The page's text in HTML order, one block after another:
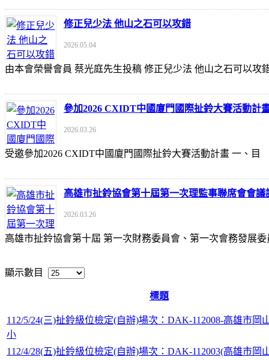
修正兒少法 他山之石可以攻錯
2026.05.04
由本會榮譽會員 蔡光庭先生投稿 修正兒少法 他山之石可以攻
參加2026 CXIDT中國廈門國際扯鈴大賽活動計
2026.03.26
受邀參加2026 CXIDT中國廈門國際扯鈴大賽活動計畫 一、
高雄市扯鈴協會第十屆第一次理監事聯席會會議
2026.03.26
高雄市扯鈴協會第十屆 第一次財務委員會、第一次會務發展
顯示數目
標題
112/5/24(三)扯鈴級位檢定(自辦)場次：DAK-112008-高雄市岡
小
112/4/28(五)扯鈴級位檢定(自辦)場次：DAK-112003(高雄市岡